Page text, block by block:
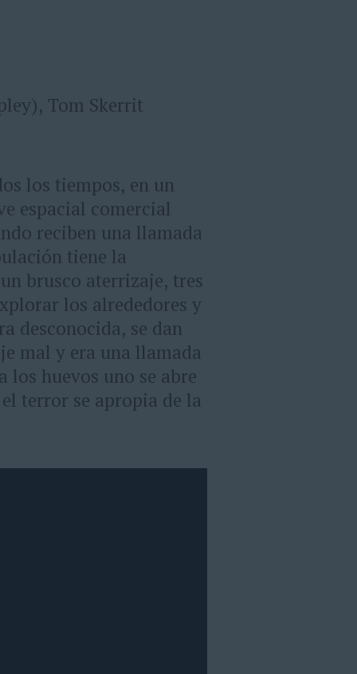
Tom Skerrit
los tiempos, en un
espacial comercial
reciben una llamada
tiene la
brusco aterrizaje, tres
los alrededores y
desconocida, se dan
mal y era una llamada
los huevos uno se abre
terror se apropia de la